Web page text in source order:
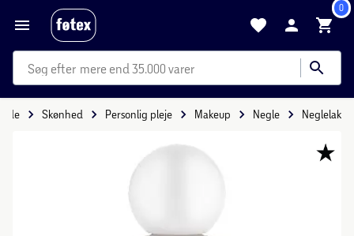
0
mere end 35.000 varer
Skønhed Personlig pleje Makeup Negle Neglelak